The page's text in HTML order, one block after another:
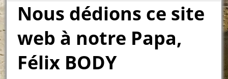
Nous dédions ce site
web à notre Papa,
Félix BODY